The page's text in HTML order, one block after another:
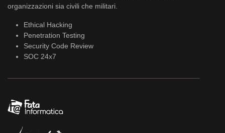
organizzazioni sia civili che militari.
Ethical Hacking
Penetration Testing
Security Code Review
SOC 24x7